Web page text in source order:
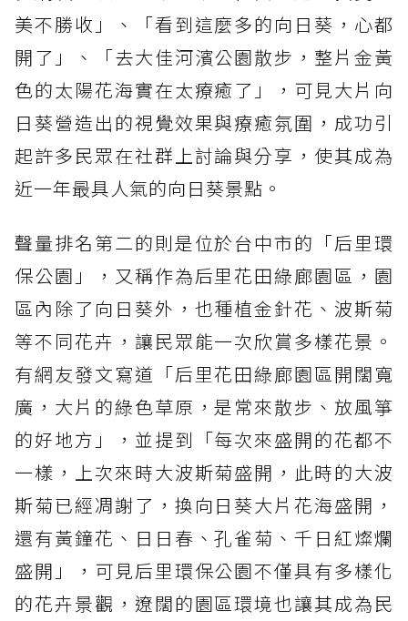
美不勝收」、「看到這麼多的向日葵，心都
開了」、「去大佳河濱公園散步，整片金黃
色的太陽花海實在太療癒了」，可見大片向
日葵營造出的視覺效果與療癒氛圍，成功引
起許多民眾在社群上討論與分享，使其成為
近一年最具人氣的向日葵景點。
聲量排名第二的則是位於台中市的「后里環
保公園」，又稱作為后里花田綠廊園區，園
區內除了向日葵外，也種植金針花、波斯菊
等不同花卉，讓民眾能一次欣賞多樣花景。
有網友發文寫道「后里花田綠廊園區開闊寬
廣，大片的綠色草原，是常來散步、放風箏
的好地方」，並提到「每次來盛開的花都不
一樣，上次來時大波斯菊盛開，此時的大波
斯菊已經凋謝了，換向日葵大片花海盛開，
還有黃鐘花、日日春、孔雀菊、千日紅燦爛
盛開」，可見后里環保公園不僅具有多樣化
的花卉景觀，遼闊的園區環境也讓其成為民